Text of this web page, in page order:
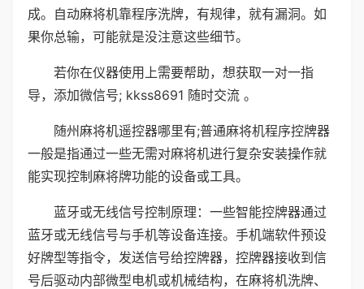
成。自动麻将机靠程序洗牌，有规律，就有漏洞。如
果你总输，可能就是没注意这些细节。
若你在仪器使用上需要帮助，想获取一对一指
导，添加微信号; kkss8691 随时交流 。
随州麻将机遥控器哪里有;普通麻将机程序控牌器
一般是指通过一些无需对麻将机进行复杂安装操作就
能实现控制麻将牌功能的设备或工具。
蓝牙或无线信号控制原理：一些智能控牌器通过
蓝牙或无线信号与手机等设备连接。手机端软件预设
好牌型等指令，发送信号给控牌器，控牌器接收到信
号后驱动内部微型电机或机械结构，在麻将机洗牌、